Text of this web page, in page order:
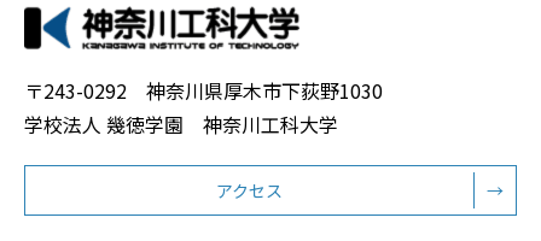
〒243-0292 神奈川県厚木市下荻野1030
学校法人 幾徳学園 神奈川工科大学
アクセス →